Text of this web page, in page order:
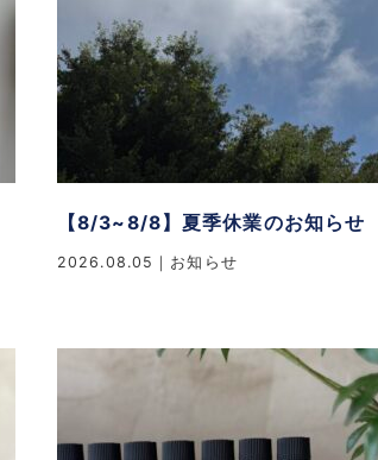
【8/3~8/8】夏季休業のお知らせ
2026.08.05 お知らせ